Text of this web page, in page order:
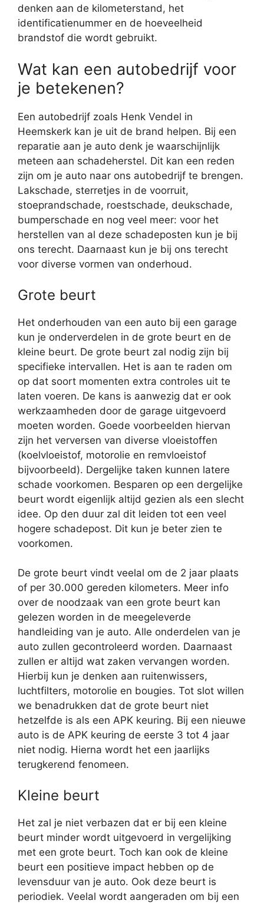
denken aan de kilometerstand, het
identificatienummer en de hoeveelheid
brandstof die wordt gebruikt.
Wat kan een autobedrijf voor
je betekenen?
Een autobedrijf zoals Henk Vendel in
Heemskerk kan je uit de brand helpen. Bij een
reparatie aan je auto denk je waarschijnlijk
meteen aan schadeherstel. Dit kan een reden
zijn om je auto naar ons autobedrijf te brengen.
Lakschade, sterretjes in de voorruit,
stoeprandschade, roestschade, deukschade,
bumperschade en nog veel meer: voor het
herstellen van al deze schadeposten kun je bij
ons terecht. Daarnaast kun je bij ons terecht
voor diverse vormen van onderhoud.
Grote beurt
Het onderhouden van een auto bij een garage
kun je onderverdelen in de grote beurt en de
kleine beurt. De grote beurt zal nodig zijn bij
specifieke intervallen. Het is aan te raden om
op dat soort momenten extra controles uit te
laten voeren. De kans is aanwezig dat er ook
werkzaamheden door de garage uitgevoerd
moeten worden. Goede voorbeelden hiervan
zijn het verversen van diverse vloeistoffen
(koelvloeistof, motorolie en remvloeistof
bijvoorbeeld). Dergelijke taken kunnen latere
schade voorkomen. Besparen op een dergelijke
beurt wordt eigenlijk altijd gezien als een slecht
idee. Op den duur zal dit leiden tot een veel
hogere schadepost. Dit kun je beter zien te
voorkomen.
De grote beurt vindt veelal om de 2 jaar plaats
of per 30.000 gereden kilometers. Meer info
over de noodzaak van een grote beurt kan
gelezen worden in de meegeleverde
handleiding van je auto. Alle onderdelen van je
auto zullen gecontroleerd worden. Daarnaast
zullen er altijd wat zaken vervangen worden.
Hierbij kun je denken aan ruitenwissers,
luchtfilters, motorolie en bougies. Tot slot willen
we benadrukken dat de grote beurt niet
hetzelfde is als een APK keuring. Bij een nieuwe
auto is de APK keuring de eerste 3 tot 4 jaar
niet nodig. Hierna wordt het een jaarlijks
terugkerend fenomeen.
Kleine beurt
Het zal je niet verbazen dat er bij een kleine
beurt minder wordt uitgevoerd in vergelijking
met een grote beurt. Toch kan ook de kleine
beurt een positieve impact hebben op de
levensduur van je auto. Ook deze beurt is
periodiek. Veelal wordt aangeraden om bij een